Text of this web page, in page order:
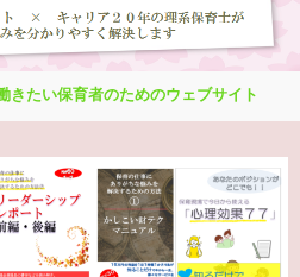
きたい保育者のためのウェブサイト